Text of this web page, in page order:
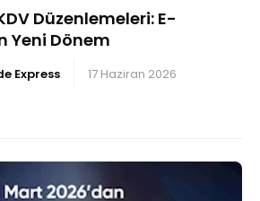
Düzenlemeleri: E-
Yeni Dönem
Express
17 Haziran 2026